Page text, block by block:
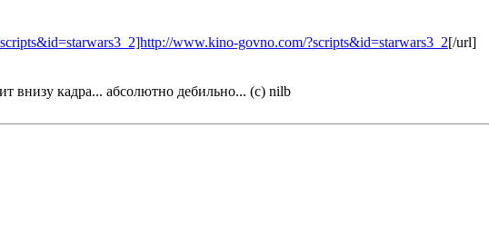
www.kino-govno.com/?scripts&id=starwars3_2[/url]
внизу кадра... абсолютно дебильно... (с) nilb